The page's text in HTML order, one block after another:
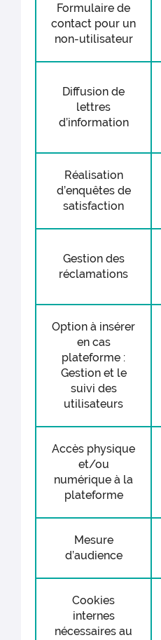
Formulaire de
contact pour un
non-utilisateur
Diffusion de
lettres
d’information
Réalisation
d’enquêtes de
satisfaction
Gestion des
réclamations
Option à insérer
en cas
plateforme :
Gestion et le
suivi des
utilisateurs
Accès physique
et/ou
numérique à la
plateforme
Mesure
d’audience
Cookies
internes
nécessaires au